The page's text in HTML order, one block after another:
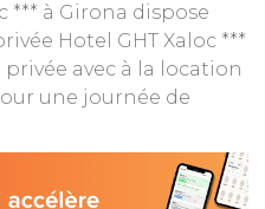
*** à Girona dispose
Hotel GHT Xaloc ***
avec à la location
une journée de